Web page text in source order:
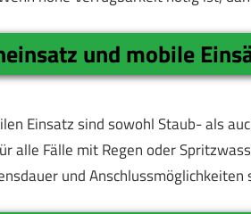
und mobile
Einsatz sind sowohl Staub- als
alle Fälle mit Regen oder
und